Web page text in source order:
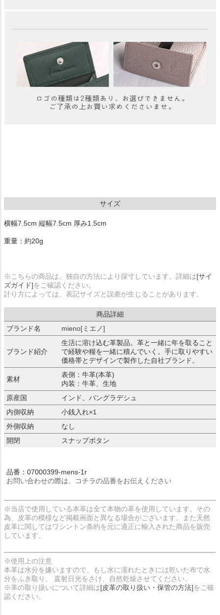
サイズ
横幅7.5cm 縦幅7.5cm 厚み1.5cm
重量：約20g
※こちらの商品は、独自の方法により採寸しています。詳細は[サイ
ズガイド]をご確認ください。
計り方によっては、表記サイズと誤差が生じることがあります。
商品詳細
ブランド名
mieno[ミエノ]
ブランド紹介
生活に溶け込む革製品。革と一緒に年を取ること
で経験や糧を一緒に積んでいく。手に取りやすい
価格帯とデザインで製作した自社ブランド。
素材
表側：牛革(本革)
内装：牛革、生地
原産国
インド、バングラデシュ
内側収納
小銭入れ×1
外側収納
なし
開閉
スナップボタン
品番：07000399-mens-1r
お問い合わせの際は、コチラの品番をお伝えください
※当店で使用している本革は全て本物の革を使用しています。その
為、皮革の模様など掲載画面と異なる場合がございます。また天然
皮革に関してはワシントン条約を元に適正に輸入された商品を販売
しています。
※使用上の注意
本革は水分を嫌いますので、もし水に濡れたときには乾いた布で水
分をふき取り、 直射日光をさけ、自然乾燥させてください。
※革の取り扱いについて詳細は[皮革の取り扱い・保管の方法]をご確
認ください。